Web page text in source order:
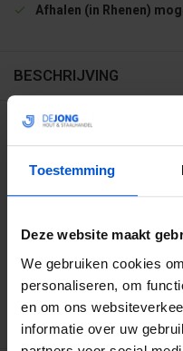
Toestemming
Deze website maakt
We gebruiken cookies
personaliseren, om
en om ons
informatie over uw
Afhalen (in Rhenen)
BESCHRIJVING
WIJ HELPEN JE
3194 klanten geven ons